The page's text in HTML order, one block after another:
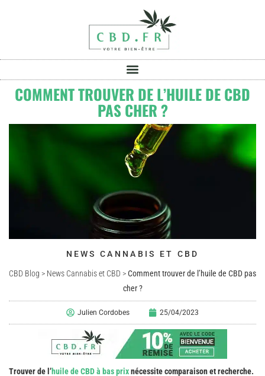
COMMENT TROUVER DE L’HUILE DE CBD
PAS CHER ?
NEWS CANNABIS ET CBD
CBD Blog > News Cannabis et CBD >Comment trouver de l’huile de CBD pas
cher ?
Julien Cordobes 25/04/2023
Trouver de l’huile de CBD à bas prixnécessite comparaison et recherche.